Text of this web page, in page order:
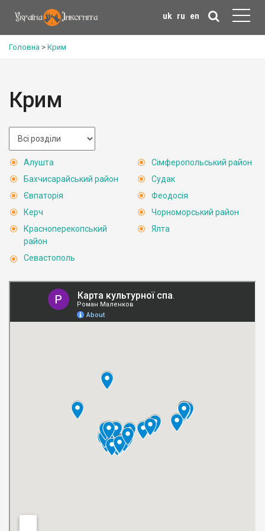
uk ru en
Головна > Крим
Крим
Алушта
Бахчисарайський район
Євпаторія
Керч
Красноперекопський
район
Севастополь
Сімферопольський район
Судак
Феодосія
Чорноморський район
Ялта